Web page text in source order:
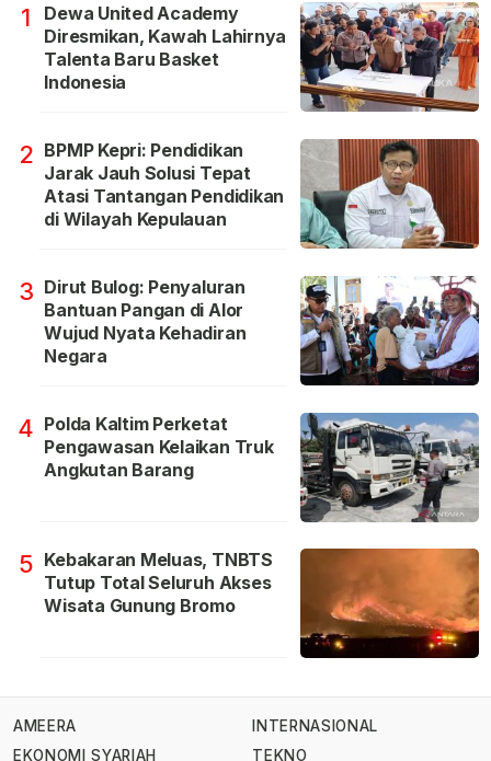
1
Dewa United Academy
Diresmikan, Kawah Lahirnya
Talenta Baru Basket
Indonesia
2 BPMP Kepri: Pendidikan
Jarak Jauh Solusi Tepat
Atasi Tantangan Pendidikan
di Wilayah Kepulauan
3 Dirut Bulog: Penyaluran
Bantuan Pangan di Alor
Wujud Nyata Kehadiran
Negara
4 Polda Kaltim Perketat
Pengawasan Kelaikan Truk
Angkutan Barang
5 Kebakaran Meluas, TNBTS
Tutup Total Seluruh Akses
Wisata Gunung Bromo
AMEERA
EKONOMI SYARIAH
INTERNASIONAL
TEKNO